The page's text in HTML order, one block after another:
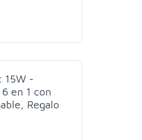
15W -
en 1 con
Regalo